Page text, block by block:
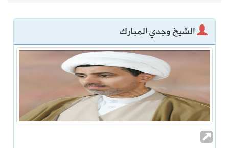
الشيخ وجدي المبارك